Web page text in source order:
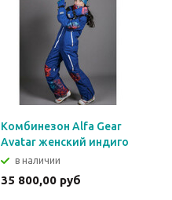
Комбинезон Alfa Gear
Avatar женский индиго
в наличии
35 800,00 руб